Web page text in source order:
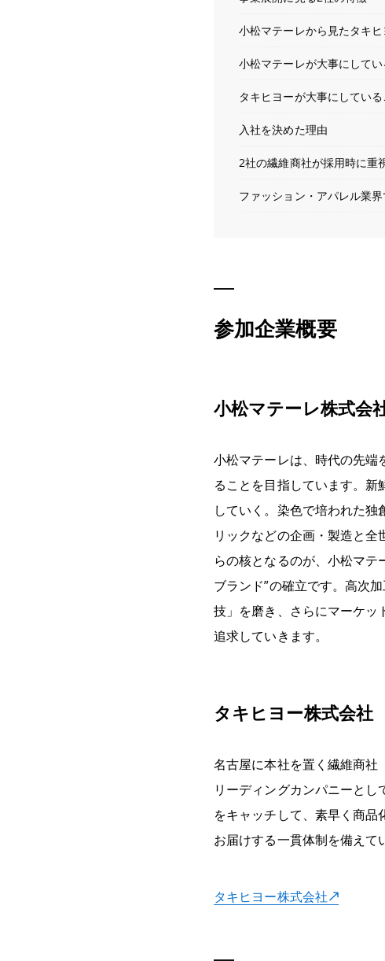
小松マテーレから見たタキ
小松マテーレが大事にして
タキヒヨーが大事にしてい
入社を決めた理由
2社の繊維商社が採用時に重
ファッション・アパレル業界
参加企業概要
小松マテーレ株式会
小松マテーレは、時代の先端
ることを目指しています。
していく。染色で培われた
リックなどの企画・製造と
らの核となるのが、小松マテ
ブランド”の確立です。高次
技」を磨き、さらにマーケッ
追求していきます。
タキヒヨー株式会社
名古屋に本社を置く繊維商
リーディングカンパニーと
をキャッチして、素早く商
お届けする一貫体制を備えて
タキヒヨー株式会社